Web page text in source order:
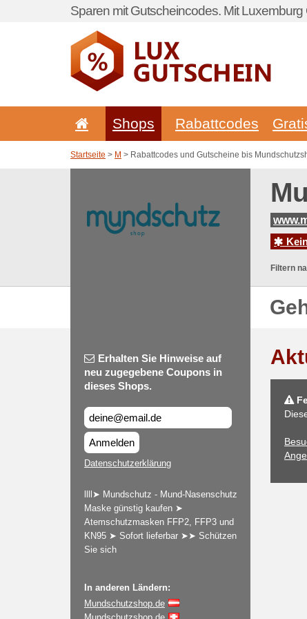
Sparen mit Gutscheincodes. Mit Luxemburg
Shops Rabattcodes
Startseite > M > Rabattcodes und Gutscheine bis
Filtern
Erhalten Sie Hinweise auf
neu zugegebene Coupons in
dieses Shops.
Anmelden
Datenschutzerklärung
llll➤ Mundschutz - Mund-Nasenschutz
Maske günstig kaufen ➤
Atemschutzmasken FFP2, FFP3 und
KN95 ➤ Sofort lieferbar ➤➤ Schützen
Sie sich
In anderen Ländern:
Mundschutzshop.de